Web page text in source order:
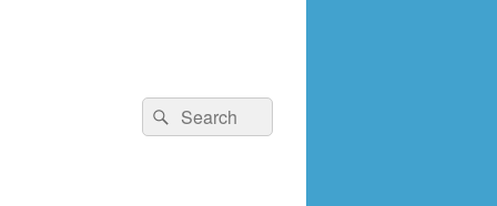
検
索:
検
索